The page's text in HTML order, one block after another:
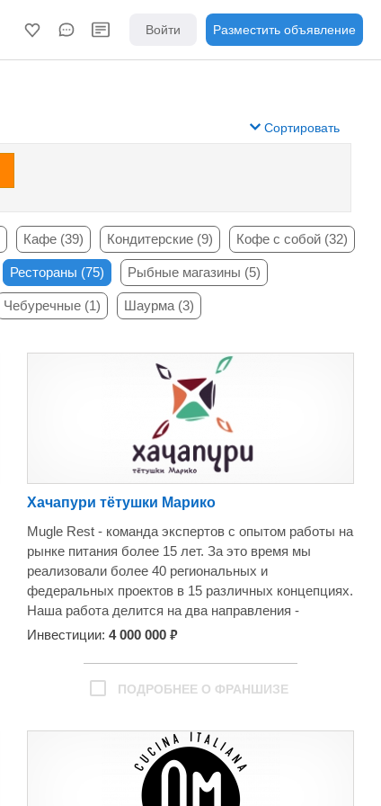
Войти Разместить объявление
Сортировать
Кафе (39) Кондитерские (9) Кофе с собой (32)
Рестораны (75) Рыбные магазины (5)
Чебуречные (1) Шаурма (3)
Хачапури тётушки Марико
Mugle Rest - команда экспертов с опытом работы на
рынке питания более 15 лет. За это время мы
реализовали более 40 региональных и
федеральных проектов в 15 различных концепциях.
Наша работа делится на два направления -
консалтинг и франчайзинг.
показатели существующего проекта.
грузинский ресторан «Хачапури тетушки Марико» и
городские кофейни Coffee Cake.
Помимо этого, мы предоставляем консалтинговые
услуги для ресторанов, кафе, баров:
Инвестиции:4 000 000₽
ПОДРОБНЕЕ О ФРАНШИЗЕ